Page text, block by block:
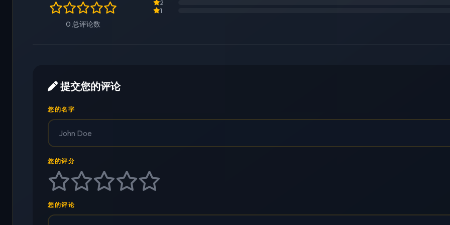
0 总评论数
2
1
提交您的评论
您的名字
您的评分
您的评论